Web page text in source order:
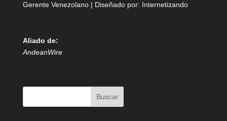
Gerente Venezolano | Diseñado por: Internetizando
Aliado de:
AndeanWire